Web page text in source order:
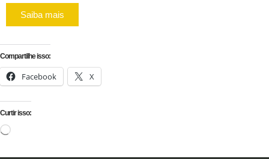
Saiba mais
Compartilhe isso:
Facebook X
Curtir isso: